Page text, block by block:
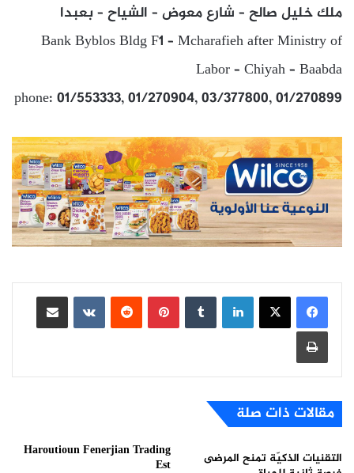
ملك خليل صالح – شارع معوض – الشياح – بعبدا
Bank Byblos Bldg F1 – Mcharafieh after Ministry of
Labor – Chiyah – Baabda
phone: 01/553333, 01/270904, 03/377800, 01/270899
لينكدإن بينتيريست
مشاركة عبر البريد
طباعة
مقالات ذات صلة
التقنيات الذكيّة تمنح المرضى
Haroutioun Fenerjian Trading
Est